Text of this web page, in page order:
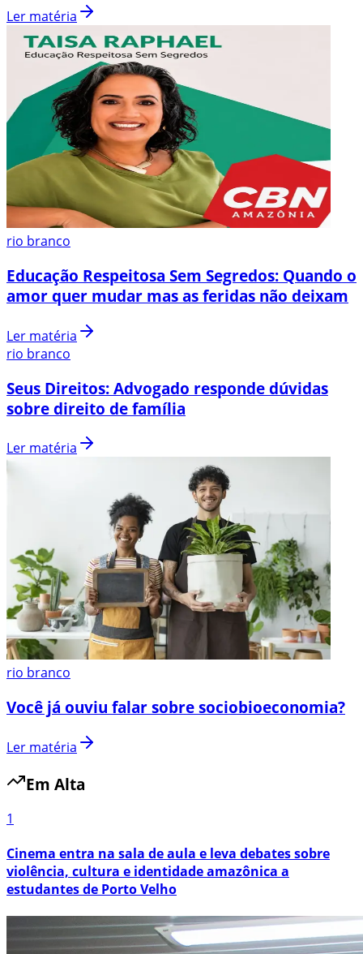
Ler matéria
rio branco
Educação Respeitosa Sem Segredos: Quando o
amor quer mudar mas as feridas não deixam
Ler matéria
rio branco
Seus Direitos: Advogado responde dúvidas
sobre direito de família
Ler matéria
rio branco
Você já ouviu falar sobre sociobioeconomia?
Ler matéria
Em Alta
1
Cinema entra na sala de aula e leva debates sobre
violência, cultura e identidade amazônica a
estudantes de Porto Velho